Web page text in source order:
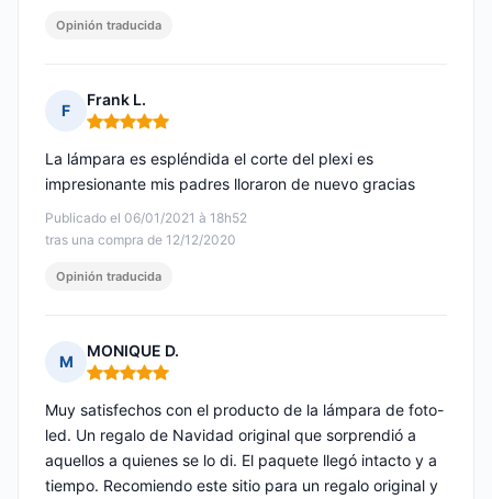
Opinión traducida
F
Frank L.
Nota: 5 de 5
Publicado el 06/01/2021 à 18h52
tras una compra de 12/12/2020
La lámpara es espléndida el corte del plexi es
impresionante mis padres lloraron de nuevo gracias
Opinión traducida
M
MONIQUE D.
Nota: 5 de 5
Muy satisfechos con el producto de la lámpara de foto-
led. Un regalo de Navidad original que sorprendió a
aquellos a quienes se lo di. El paquete llegó intacto y a
tiempo. Recomiendo este sitio para un regalo original y